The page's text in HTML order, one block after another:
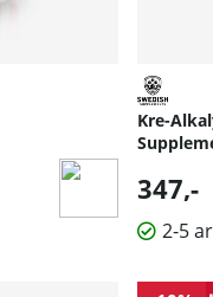
Kre-
347,-
2-5